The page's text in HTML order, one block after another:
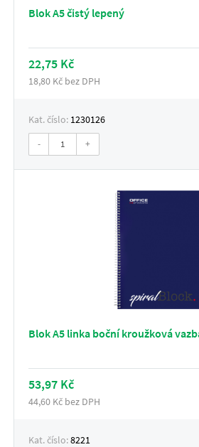
Blok A5 čistý lepený
22,75 Kč
18,80 Kč bez DPH
Kat. číslo: 1230126
- +
Blok A5 linka boční kroužková
53,97 Kč
44,60 Kč bez DPH
Kat. číslo:8221